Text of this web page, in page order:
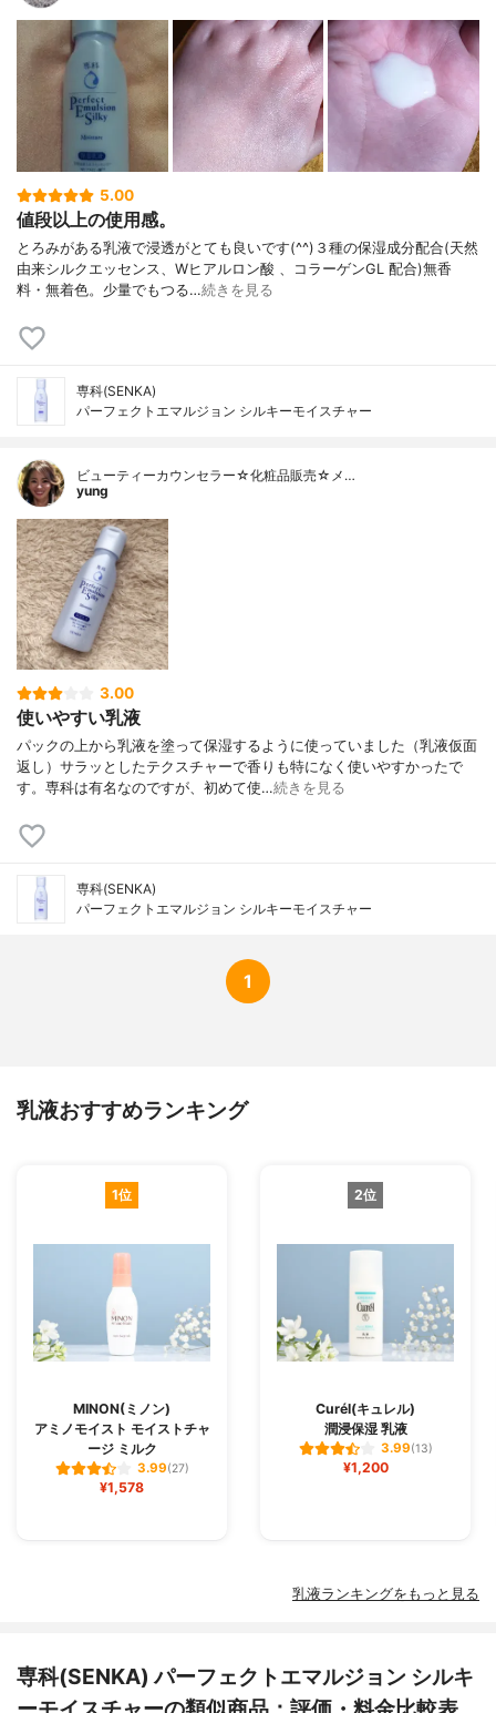
酸Na、水溶性コラーゲン、加水分解シル
ク、ステアリン酸PEG-5グリセリル、ベヘ
ニルアルコール、PEG-400、ワセリン、ス
テアリン酸、イソステアリン酸、ベヘン
酸、ジイソステアリン酸グリセリル、カル
ボマー、水酸化K、ポリビニルアルコール、
EDTA-2Na、ピロ亜硫酸Na、トコフェロー
ルクエン酸、ソルビン酸K、フェノキシエタ
5.00
値段以上の使用感。
とろみがある乳液で浸透がとても良いです(^^)３種の保湿成分配合(天然
由来シルクエッセンス、Wヒアルロン酸 、コラーゲンGL 配合)無香
料・無着色。少量でもつる…続きを見る
専科(SENKA)
パーフェクトエマルジョン シルキーモイスチャー
ビューティーカウンセラー☆化粧品販売☆メ…
yung
3.00
使いやすい乳液
パックの上から乳液を塗って保湿するように使っていました（乳液仮面
返し）サラッとしたテクスチャーで香りも特になく使いやすかったで
す。専科は有名なのですが、初めて使…続きを見る
専科(SENKA)
パーフェクトエマルジョン シルキーモイスチャー
1
乳液おすすめランキング
1位
MINON(ミノン)
アミノモイスト モイストチャ
ージ ミルク
3.99(27)
¥1,578
2位
Curél(キュレル)
潤浸保湿 乳液
3.99(13)
¥1,200
乳液ランキングをもっと見る
専科(SENKA) パーフェクトエマルジョン シルキ